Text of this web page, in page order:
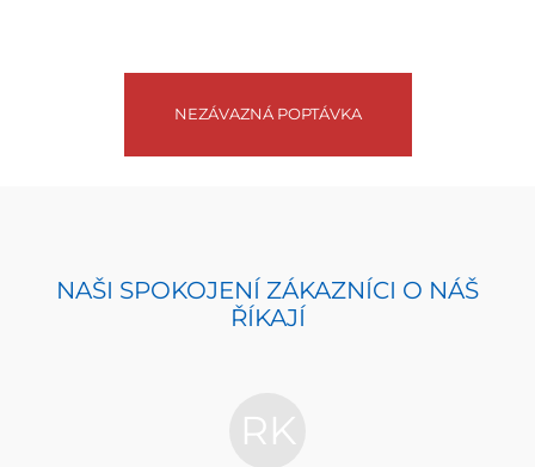
NEZÁVAZNÁ POPTÁVKA
NAŠI SPOKOJENÍ ZÁKAZNÍCI O NÁŠ
ŘÍKAJÍ
RK